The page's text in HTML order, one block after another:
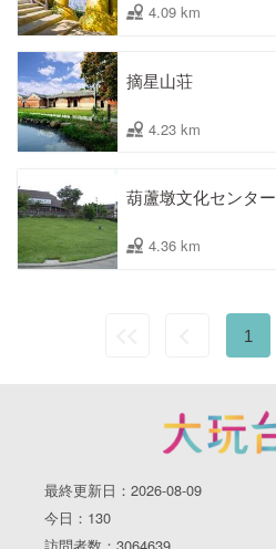
4.09 km
摘星山荘
4.23 km
葫蘆墩文化センター
4.36 km
1
最終更新日：2026-08-09
今日：130